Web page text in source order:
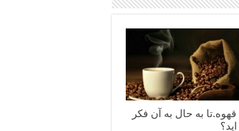
قهوه.تا به حال به آن فکر